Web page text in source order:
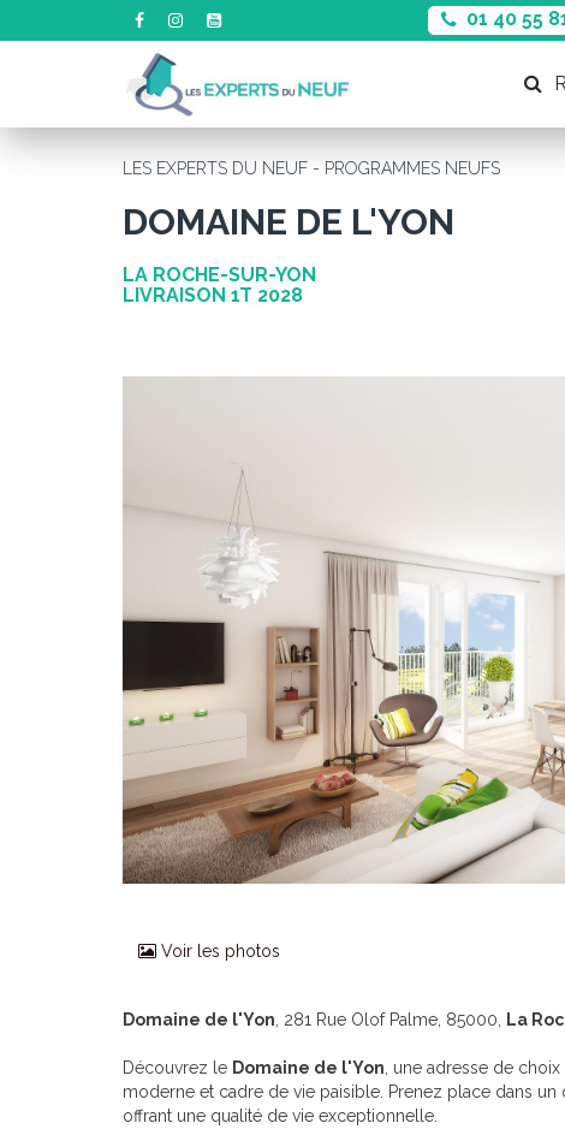
01 40 55
LES EXPERTS DU NEUF - PROGRAMMES NEUFS
DOMAINE DE L'YON
LA ROCHE-SUR-YON
LIVRAISON 1T 2028
Voir les photos
Domaine de l'Yon , 281 Rue Olof Palme, 85000, La
Découvrez le Domaine de l'Yon , une adresse de
moderne et cadre de vie paisible. Prenez place dans
offrant une qualité de vie exceptionnelle.